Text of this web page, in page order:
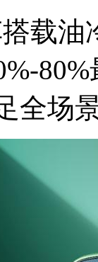
载油
全场